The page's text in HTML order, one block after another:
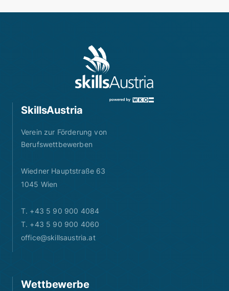
SkillsAustria
Verein zur Förderung von
Berufswettbewerben
Wiedner Hauptstraße 63
1045 Wien
T. +43 5 90 900 4084
T. +43 5 90 900 4060
office@skillsaustria.at
Wettbewerbe